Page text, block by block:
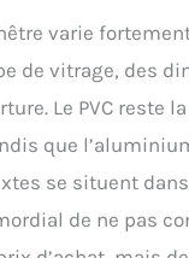
varie
de vitrage, des
Le PVC reste
que
se situent
de ne pas